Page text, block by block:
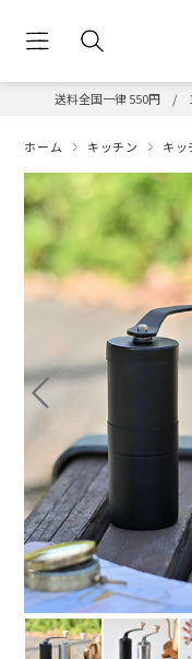
送料全国一律 550円 /
ホーム キッチン キッ